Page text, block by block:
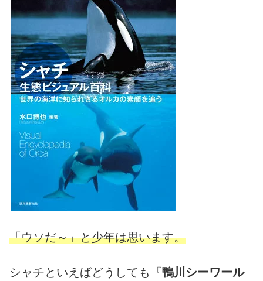
「ウソだ～」と少年は思います。
シャチといえばどうしても『鴨川シーワール